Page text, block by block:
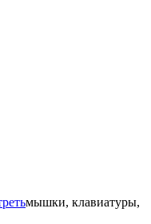
мышки, клавиатуры,